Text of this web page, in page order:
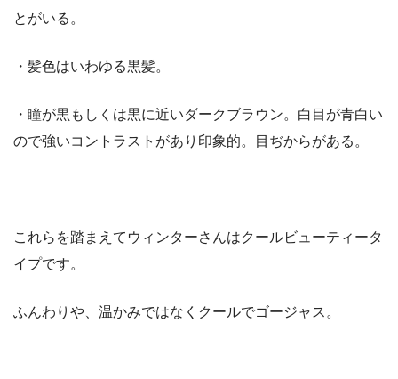
とがいる。
・髪色はいわゆる黒髪。
・瞳が黒もしくは黒に近いダークブラウン。白目が青白い
ので強いコントラストがあり印象的。目ぢからがある。
これらを踏まえてウィンターさんはクールビューティータ
イプです。
ふんわりや、温かみではなくクールでゴージャス。